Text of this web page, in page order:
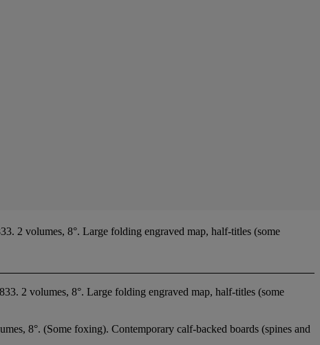
2 volumes, 8°. Large folding engraved map, half-titles (some
2 volumes, 8°. Large folding engraved map, half-titles (some
8°. (Some foxing). Contemporary calf-backed boards (spines and